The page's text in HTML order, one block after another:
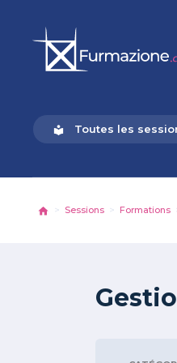
local_library Toutes les
Sessions Formations